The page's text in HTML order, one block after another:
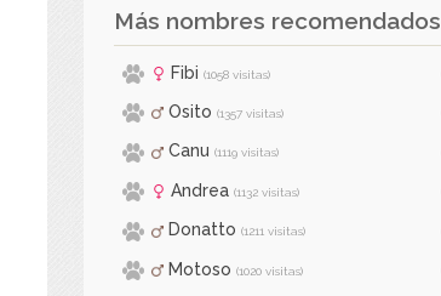
Más nombres recomendados
Fibi (1058 visitas)
Osito (1357 visitas)
Canu (1119 visitas)
Andrea (1132 visitas)
Donatto (1211 visitas)
Motoso (1020 visitas)